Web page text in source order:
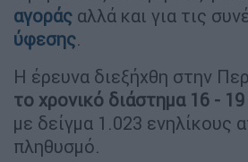
αγοράς αλλά και για τις
ύφεσης.
Η έρευνα διεξήχθη στην
το χρονικό διάστημα 16 -
με δείγμα 1.023 ενηλίκους
πληθυσμό.